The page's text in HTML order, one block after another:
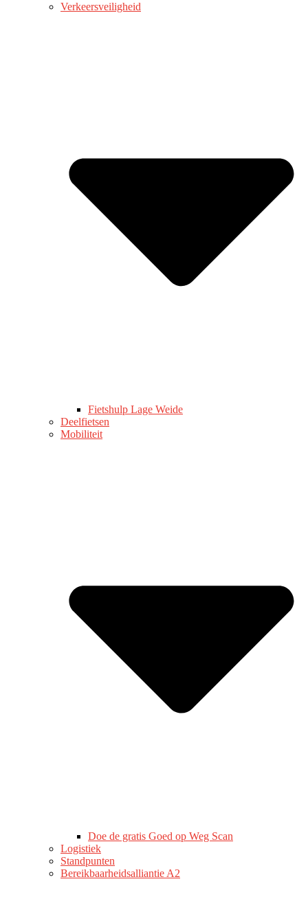
Verkeersveiligheid
Fietshulp Lage Weide
Deelfietsen
Mobiliteit
Doe de gratis Goed op Weg Scan
Logistiek
Standpunten
Bereikbaarheidsalliantie A2